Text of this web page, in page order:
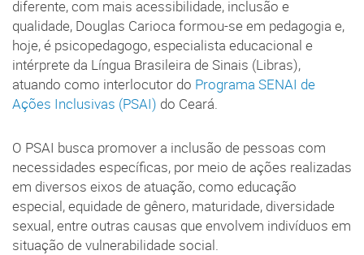
diferente, com mais acessibilidade, inclusão e
qualidade, Douglas Carioca formou-se em pedagogia e,
hoje, é psicopedagogo, especialista educacional e
intérprete da Língua Brasileira de Sinais (Libras),
atuando como interlocutor do Programa SENAI de
Ações Inclusivas (PSAI) do Ceará.
O PSAI busca promover a inclusão de pessoas com
necessidades específicas, por meio de ações realizadas
em diversos eixos de atuação, como educação
especial, equidade de gênero, maturidade, diversidade
sexual, entre outras causas que envolvem indivíduos em
situação de vulnerabilidade social.